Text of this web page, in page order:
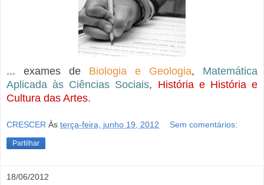
... exames de Biologia e Geologia, Matemática
Aplicada às Ciências Sociais, História e História e
Cultura das Artes.
CRESCER Às terça-feira, junho 19, 2012 Sem comentários:
Partilhar
18/06/2012